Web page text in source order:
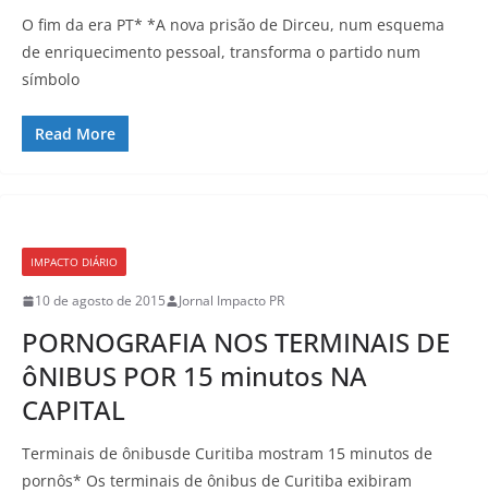
O fim da era PT* *A nova prisão de Dirceu, num esquema
de enriquecimento pessoal, transforma o partido num
símbolo
Read More
IMPACTO DIÁRIO
10 de agosto de 2015 Jornal Impacto PR
PORNOGRAFIA NOS TERMINAIS DE
ôNIBUS POR 15 minutos NA
CAPITAL
Terminais de ônibusde Curitiba mostram 15 minutos de
pornôs* Os terminais de ônibus de Curitiba exibiram